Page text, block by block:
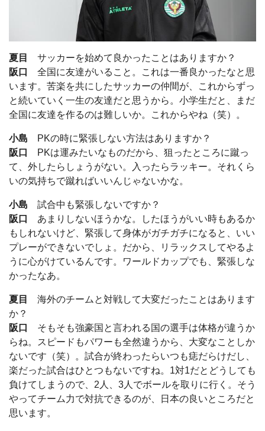
夏目
サッカーを始めて良かったことはありますか？
阪口
全国に友達がいること。これは一番良かったなと思
います。苦楽を共にしたサッカーの仲間が、これからずっ
と続いていく一生の友達だと思うから。小学生だと、まだ
全国に友達を作るのは難しいか。これからやね（笑）。
小島 PKの時に緊張しない方法はありますか？
阪口
PKは運みたいなものだから、狙ったところに蹴っ
て、外したらしょうがない。入ったらラッキー。それくら
いの気持ちで蹴ればいいんじゃないかな。
小島 試合中も緊張しないですか？
阪口
あまりしないほうかな。したほうがいい時もあるか
もしれないけど、緊張して身体がガチガチになると、いい
プレーができないでしょ。だから、リラックスしてやるよ
うに心がけているんです。ワールドカップでも、緊張しな
かったなあ。
夏目
海外のチームと対戦して大変だったことはあります
か？
阪口
そもそも強豪国と言われる国の選手は体格が違うか
らね。スピードもパワーも全然違うから、大変なことしか
ないです（笑）。試合が終わったらいつも痣だらけだし、
楽だった試合はひとつもないですね。1対1だとどうしても
負けてしまうので、2人、3人でボールを取りに行く。そう
やってチーム力で対抗できるのが、日本の良いところだと
思います。